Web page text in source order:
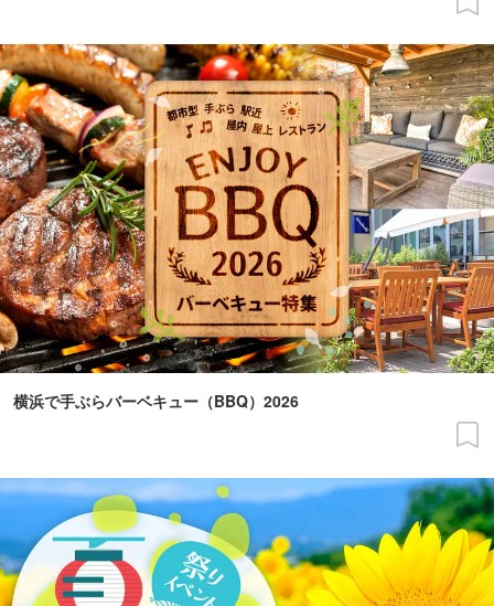
横浜で手ぶらバーベキュー（BBQ）2026